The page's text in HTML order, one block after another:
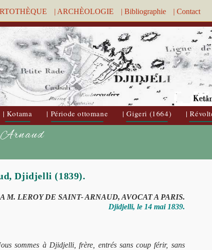
| ARCHÈOLOGIE | Bibliographie | Contact
| Kotama | Période ottomane | Gigeri (1664) |
Arnaud
Djidjelli (1839).
A M. LEROY DE SAINT- ARNAUD, AVOCAT A PARIS.
Djidjelli, le 14 mai 1839.
sommes à Djidjelli, frère, entrés sans coup férir, sans